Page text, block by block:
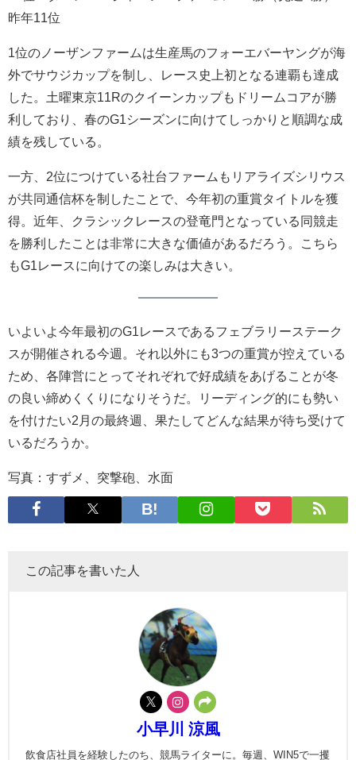
昨年11位
1位のノーザンファームは生産馬のフォーエバーヤングが海
外でサウジカップを制し、レース史上初となる連覇も達成
した。土曜東京11Rのクイーンカップもドリームコアが勝
利しており、春のG1シーズンに向けてしっかりと順調な成
績を残している。
一方、2位につけている社台ファームもリアライズシリウス
が共同通信杯を制したことで、今年初の重賞タイトルを獲
得。近年、クラシックレースの登竜門となっている同競走
を勝利したことは非常に大きな価値があるだろう。こちら
もG1レースに向けての楽しみは大きい。
いよいよ今年最初のG1レースであるフェブラリーステーク
スが開催される今週。それ以外にも3つの重賞が控えている
ため、各陣営にとってそれぞれで好成績をあげることが冬
の良い締めくくりになりそうだ。リーディング的にも勢い
を付けたい2月の最終週、果たしてどんな結果が待ち受けて
いるだろうか。
写真：すずメ、突撃砲、水面
この記事を書いた人
小早川 涼風
飲食店社員を経験したのち、競馬ライターに。毎週、WIN5で一攫